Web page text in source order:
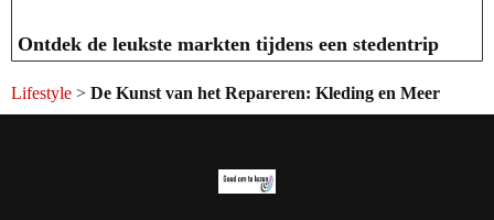
Ontdek de leukste markten tijdens een stedentrip
Lifestyle > De Kunst van het Repareren: Kleding en Meer